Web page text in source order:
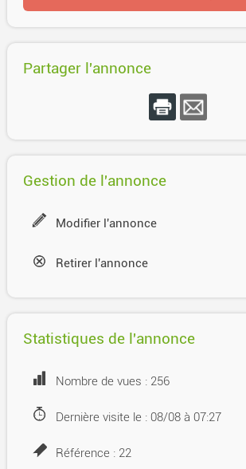
Partager l'annonce
Gestion de l'annonce
Modifier l'annonce
Retirer l'annonce
Statistiques de l'annonce
Nombre de vues : 256
Dernière visite le : 08/08 à 07:27
Référence : 22